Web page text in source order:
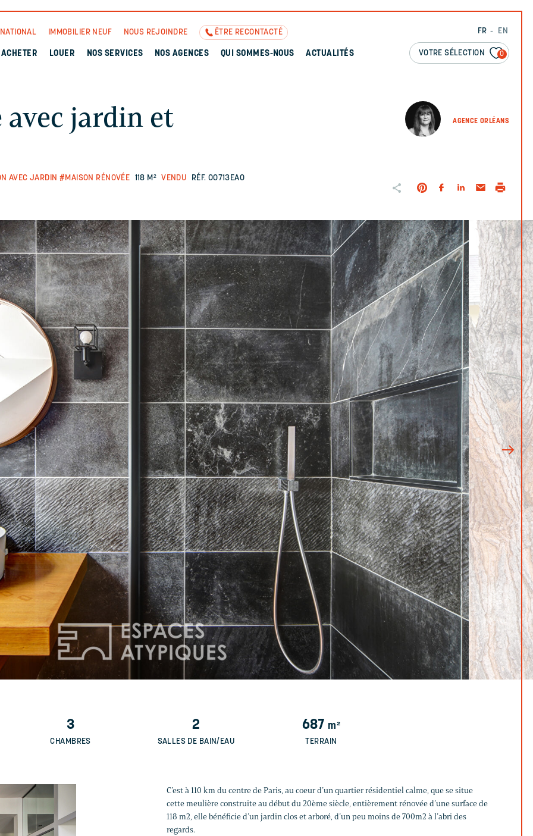
FR EN
VOTRE SÉLECTION 0
IMMOBILIER NEUF NOUS REJOINDRE ÊTRE RECONTACTÉ
ACHETER LOUER NOS SERVICES NOS AGENCES QUI SOMMES-NOUS ACTUALITÉS
AGENCE ORLÉANS
jardin et
AVEC JARDIN #MAISON RÉNOVÉE 118 M² VENDU RÉF. 00713EAO
3
CHAMBRES
2
SALLES DE BAIN/EAU
687 m²
TERRAIN
C’est à 110 km du centre de Paris, au coeur d’un quartier résidentiel calme, que se situe
cette meulière construite au début du 20ème siècle, entièrement rénovée d’une surface de
118 m2, elle bénéficie d’un jardin clos et arboré, d’un peu moins de 700m2 à l’abri des
regards.